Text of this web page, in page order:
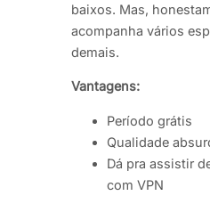
baixos. Mas,
acompanha vários
demais.
Vantagens:
Período grátis
Qualidade
Dá pra assistir
com VPN